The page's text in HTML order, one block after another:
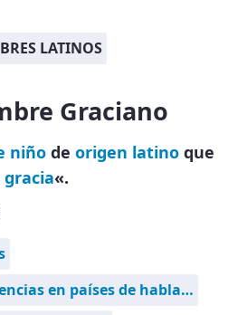
LATINOS
Graciano
niño de origen latino que
gracia«.
en países de habla…